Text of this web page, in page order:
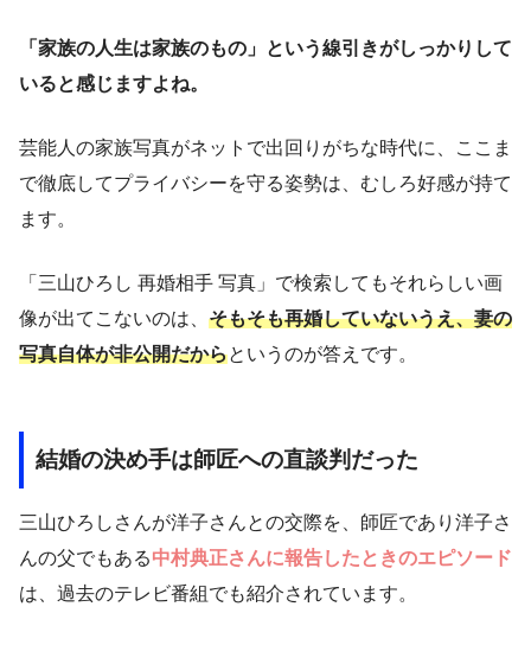
「家族の人生は家族のもの」という線引きがしっかりして
いると感じますよね。
芸能人の家族写真がネットで出回りがちな時代に、ここま
で徹底してプライバシーを守る姿勢は、むしろ好感が持て
ます。
「三山ひろし 再婚相手 写真」で検索してもそれらしい画
像が出てこないのは、 そもそも再婚していないうえ、妻の
写真自体が非公開だからというのが答えです。
結婚の決め手は師匠への直談判だった
三山ひろしさんが洋子さんとの交際を、師匠であり洋子さ
んの父でもある中村典正さんに報告したときのエピソード
は、過去のテレビ番組でも紹介されています。